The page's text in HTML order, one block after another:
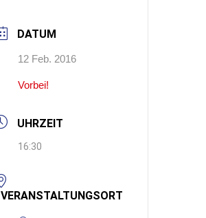
DATUM
12 Feb. 2016
Vorbei!
UHRZEIT
16:30
VERANSTALTUNGSORT